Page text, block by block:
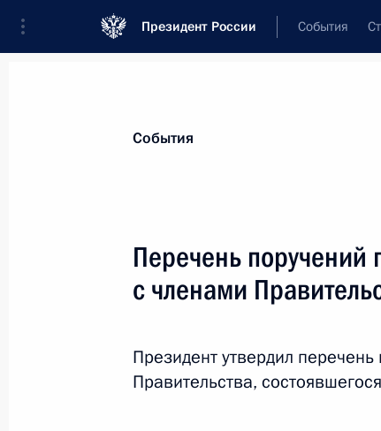
Президент России События
27 − 28 апреля 2021 года
События
Перечень поручений
с членами
Президент утвердил
Правительства,